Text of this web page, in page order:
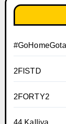
2FISTD
2FORTY2
44 Kalliya